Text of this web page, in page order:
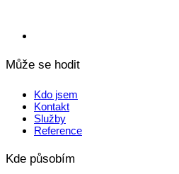
Může se hodit
Kdo jsem
Kontakt
Služby
Reference
Kde působím